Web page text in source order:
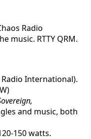
Radio
music. RTTY QRM.
Radio International).
and music, both
150 watts.